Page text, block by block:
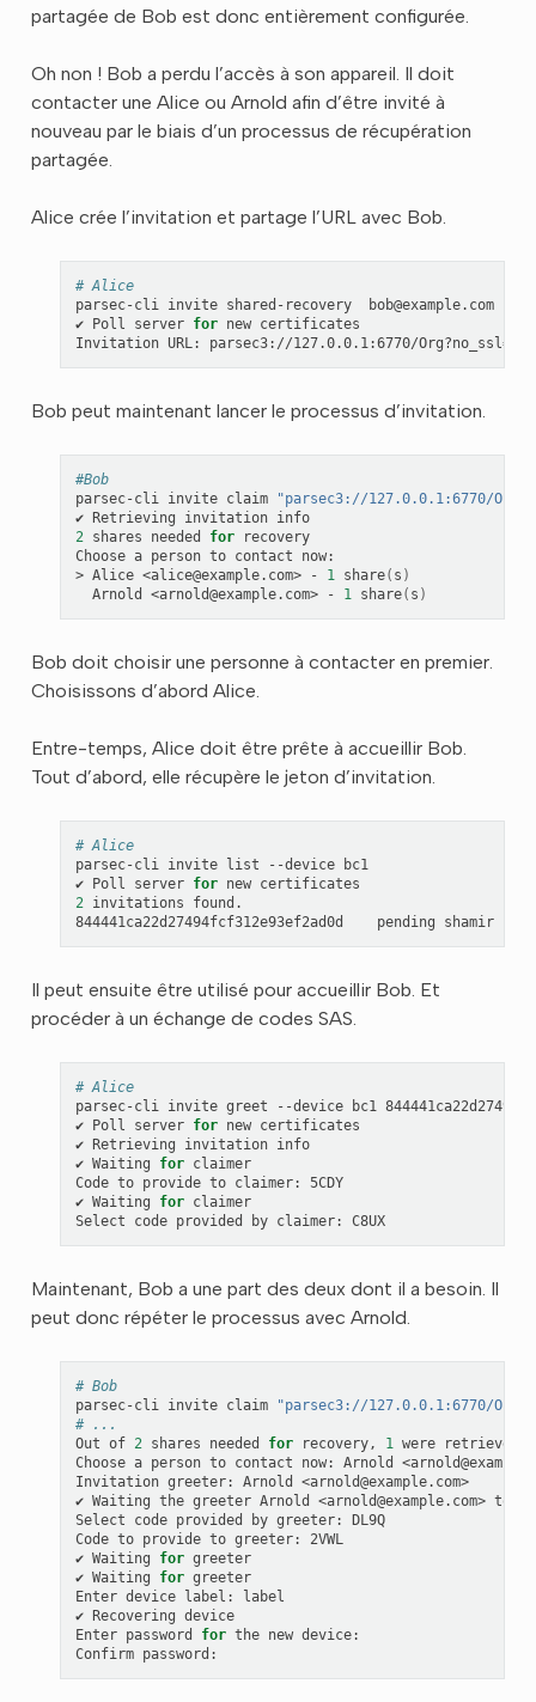
partagée de Bob est donc entièrement configurée.
Oh non ! Bob a perdu l’accès à son appareil. Il doit
contacter une Alice ou Arnold afin d’être invité à
nouveau par le biais d’un processus de récupération
partagée.
Alice crée l’invitation et partage l’URL avec Bob.
# Alice
parsec-cli invite shared-recovery bob@example.com
✔ Poll server for new certificates
Invitation URL: parsec3://127.0.0.1:6770/Org?no_ssl=
Bob peut maintenant lancer le processus d’invitation.
#Bob
parsec-cli invite claim
"parsec3://127.0.0.1:6770/
✔ Retrieving invitation
info
2 shares needed for
recovery
Choose a person to contact
now:
> Alice <alice@example.com> - 1 share( s )
Arnold
<arnold@example.com> - 1 share( s )
Bob doit choisir une personne à contacter en premier.
Choisissons d’abord Alice.
Entre-temps, Alice doit être prête à accueillir Bob.
Tout d’abord, elle récupère le jeton d’invitation.
# Alice
parsec-cli invite list --device
bc1
✔ Poll server for new
2 invitations
found.
844441ca22d27494fcf312e93ef2ad0d
pending shamir
Il peut ensuite être utilisé pour accueillir Bob. Et
procéder à un échange de codes SAS.
# Alice
parsec-cli invite greet --device bc1
✔ Poll server for new certificates
✔ Retrieving invitation info
✔ Waiting for claimer
Code to provide to claimer:
5CDY
✔ Waiting for claimer
Select
code provided by claimer: C8UX
Maintenant, Bob a une part des deux dont il a besoin. Il
peut donc répéter le processus avec Arnold.
# Bob
parsec-cli invite claim
"parsec3://127.0.0.1:6770/
# ...
Out of 2 shares needed for recovery, 1 were
retrieved.
Choose a person to contact now: Arnold
Invitation greeter: Arnold
<arnold@example.com>
✔ Waiting the greeter Arnold <arnold@example.com> to
Select
code provided by greeter:
DL9Q
Code to provide to greeter:
2VWL
✔ Waiting for greeter
✔ Waiting for greeter
Enter device label:
label
✔ Recovering device
Enter password for the new device:
Confirm